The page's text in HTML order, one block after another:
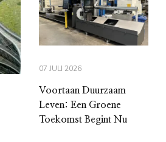
07 JULI 2026
Voortaan Duurzaam
Leven: Een Groene
Toekomst Begint Nu